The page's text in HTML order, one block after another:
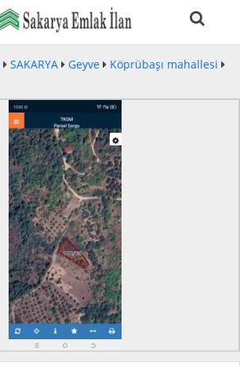
SAKARYA Geyve
Köprübaşı mahallesi